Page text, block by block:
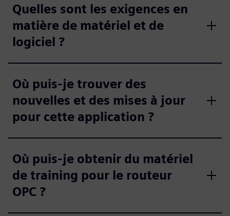
Quelles sont les exigences en
matière de matériel et de
logiciel ?
Où puis-je trouver des
nouvelles et des mises à jour
pour cette application ?
Où puis-je obtenir du matériel
de training pour le routeur
OPC ?